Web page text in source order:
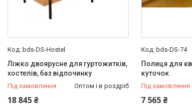
bds-DS-Hostel
Ліжко двоярусне для гуртожитків,
хостелів, баз відпочинку
Під замовлення Оптом і в роздріб
18 845 ₴
bds-DS-74
Полиця для
куточок
Під замовлення
7 565 ₴